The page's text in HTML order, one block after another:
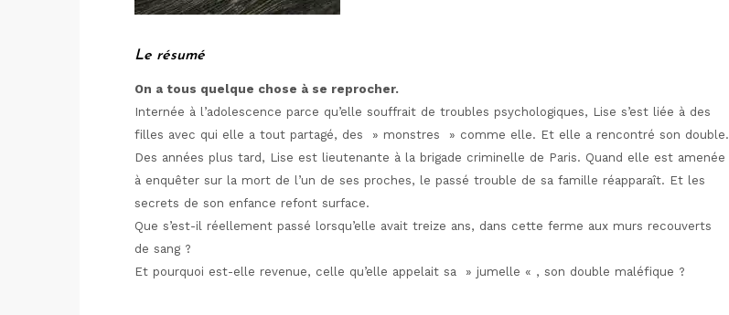
Le résumé
On a tous quelque chose à se reprocher.
Internée à l’adolescence parce qu’elle souffrait de troubles psychologiques, Lise s’est liée à des
filles avec qui elle a tout partagé, des » monstres » comme elle. Et elle a rencontré son double.
Des années plus tard, Lise est lieutenante à la brigade criminelle de Paris. Quand elle est amenée
à enquêter sur la mort de l’un de ses proches, le passé trouble de sa famille réapparaît. Et les
secrets de son enfance refont surface.
Que s’est-il réellement passé lorsqu’elle avait treize ans, dans cette ferme aux murs recouverts
de sang ?
Et pourquoi est-elle revenue, celle qu’elle appelait sa » jumelle « , son double maléfique ?